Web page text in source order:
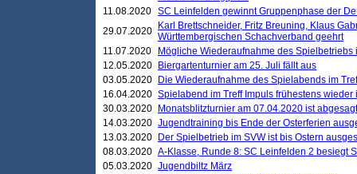
11.08.2020 SC Leinfelden gewinnt Gruppenphase der
29.07.2020
Karl Brettschneider, Fritz Breuning, Klaus
Württembergischen Schachverband geehrt
11.07.2020
Mögliche Wiederaufnahme des Spielbetriebs
12.05.2020
Biergartenturnier am 25. Juli fällt aus
03.05.2020
Die Wiederaufnahme des Spielabends im
16.04.2020 Spielabend im Treff Impuls frühestens wieder
30.03.2020
Monatsblitzturnier am 07.04.2020 ist abgesagt
14.03.2020 Jugendtraining bis Ende der Osterferien
13.03.2020
Der Spielbetrieb im SVW ist bis Ostern
08.03.2020 A-Klasse, Runde 8: SC Leinfelden 2 besiegt
05.03.2020 Jugendbiltz März